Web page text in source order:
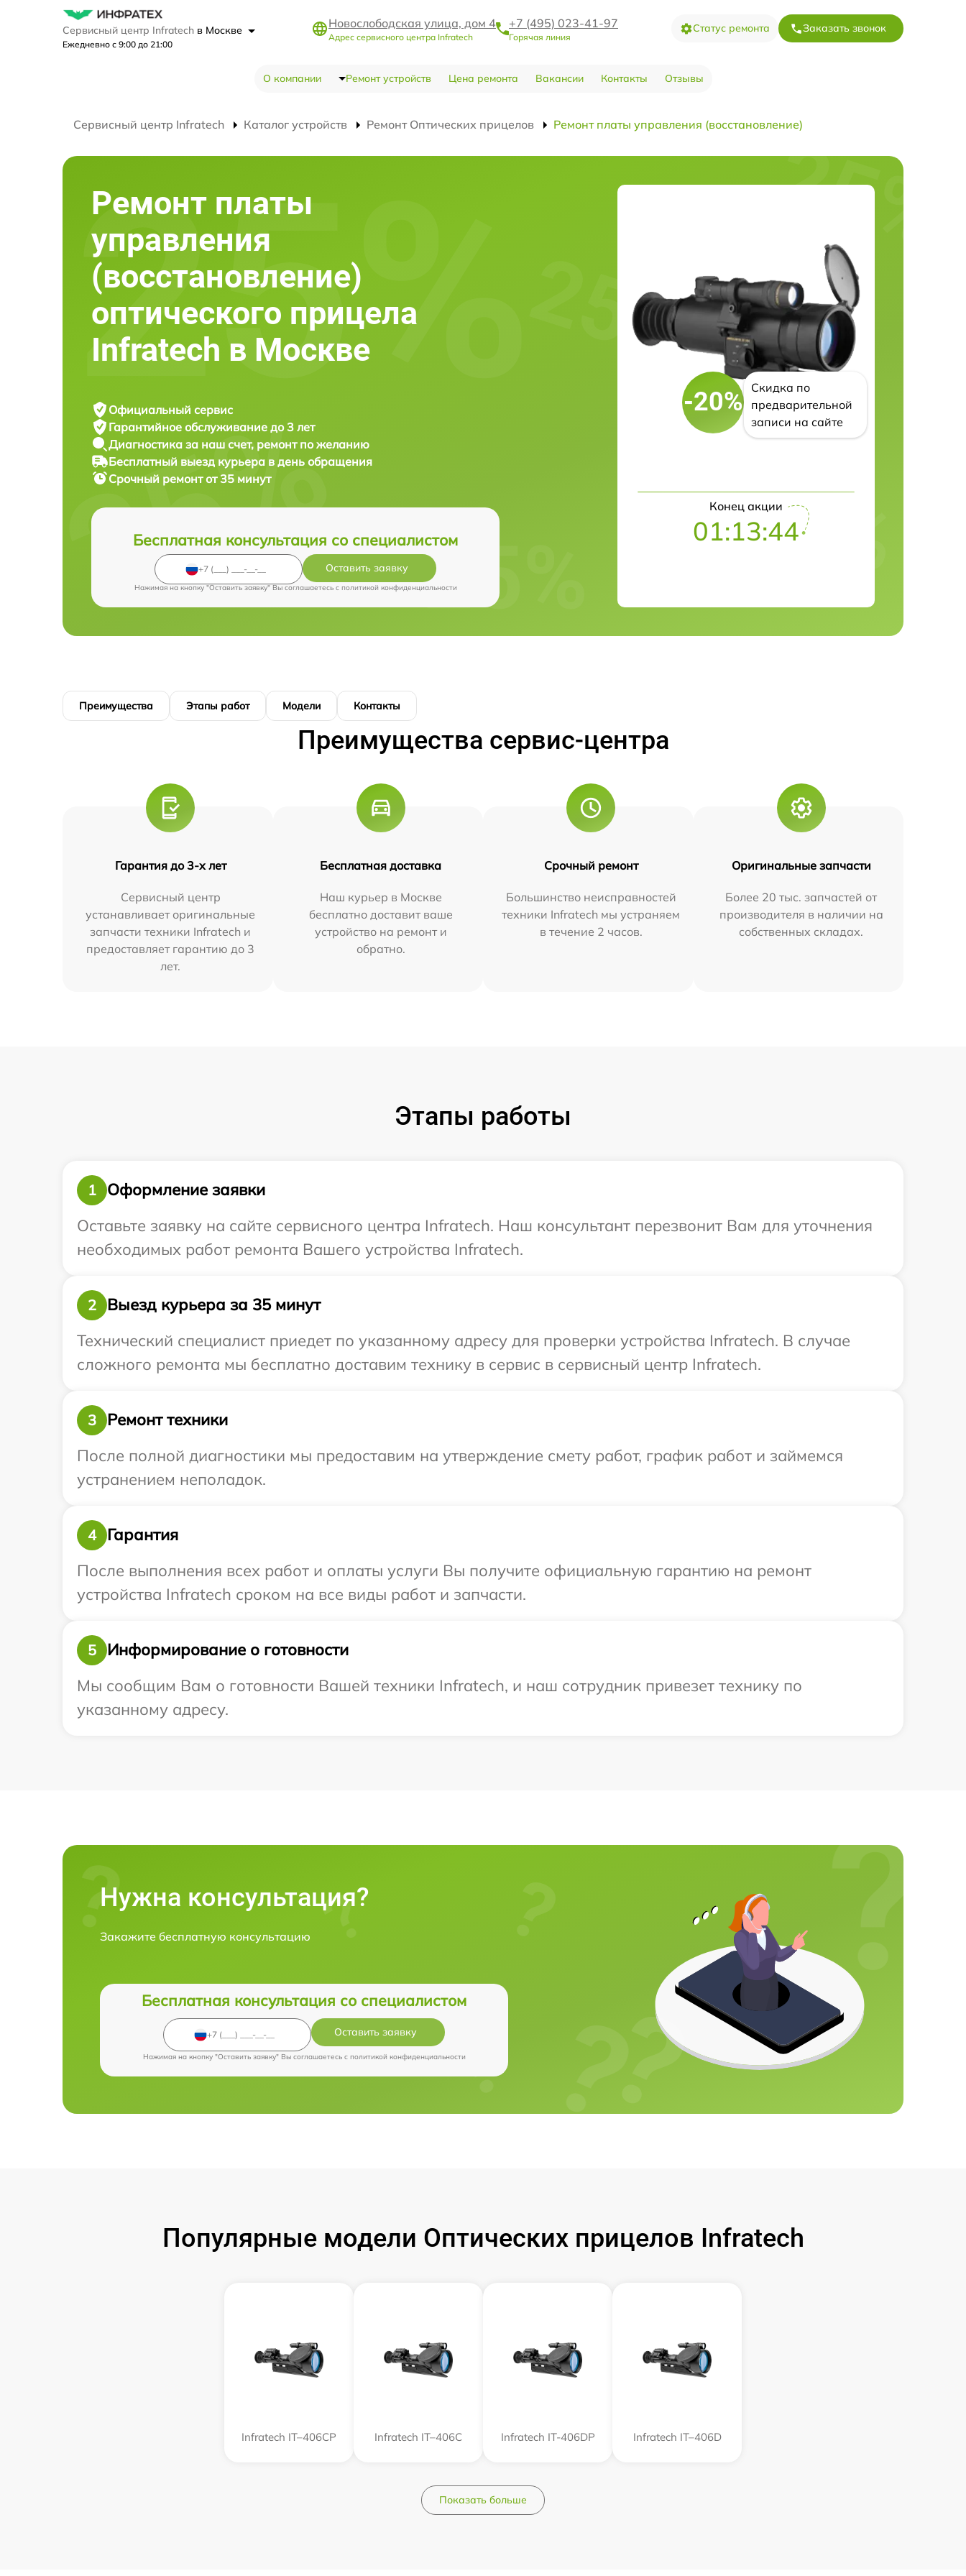
Сервисный центр Infratech в Москве
Ежедневно с 9:00 до 21:00
Новослободская улица, дом 4
Адрес сервисного центра Infratech
+7 (495) 023-41-97
Горячая линия
Статус ремонта Заказать звонок
О компании Ремонт устройств Цена ремонта Вакансии Контакты Отзывы
Сервисный центр Infratech Каталог устройств Ремонт Оптических прицелов Ремонт платы управления (восстановление)
Ремонт платы
управления
(восстановление)
оптического прицела
Infratech в Москве
Официальный сервис
Гарантийное обслуживание до 3 лет
Диагностика за наш счет, ремонт по желанию
Бесплатный выезд курьера в день обращения
Срочный ремонтот 35 минут
Бесплатная консультация со специалистом
Оставить заявку
Нажимая на кнопку "Оставить заявку" Вы соглашаетесь c политикой конфиденциальности
-20%
Скидка по
предварительной
записи на сайте
Конец акции
01:13:43
Преимущества Этапы работ Модели Контакты
Преимущества сервис-центра
Гарантия до 3-х лет
Сервисный центр
устанавливает оригинальные
запчасти техники Infratech и
предоставляет гарантию до 3
лет.
Бесплатная доставка
Наш курьер в Москве
бесплатно доставит ваше
устройство на ремонт и
обратно.
Срочный ремонт
Большинство неисправностей
техники Infratech мы устраняем
в течение 2 часов.
Оригинальные запчасти
Более 20 тыс. запчастей от
производителя в наличии на
собственных складах.
Этапы работы
1
Оформление заявки
Оставьте заявку на сайте сервисного центра Infratech. Наш консультант перезвонит Вам для уточнения
необходимых работ ремонта Вашего устройства Infratech.
2
Выезд курьера за 35 минут
Технический специалист приедет по указанному адресу для проверки устройства Infratech. В случае
сложного ремонта мы бесплатно доставим технику в сервис в сервисный центр Infratech.
3
Ремонт техники
После полной диагностики мы предоставим на утверждение смету работ, график работ и займемся
устранением неполадок.
4
Гарантия
После выполнения всех работ и оплаты услуги Вы получите официальную гарантию на ремонт
устройства Infratech сроком на все виды работ и запчасти.
5
Информирование о готовности
Мы сообщим Вам о готовности Вашей техники Infratech, и наш сотрудник привезет технику по
указанному адресу.
Нужна консультация?
Закажите бесплатную консультацию
Бесплатная консультация со специалистом
Оставить заявку
Нажимая на кнопку "Оставить заявку" Вы соглашаетесь c политикой конфиденциальности
Популярные модели Оптических прицелов Infratech
Infratech IT–406СP Infratech IT–406С Infratech IT-406DP Infratech IT–406D
Показать больше